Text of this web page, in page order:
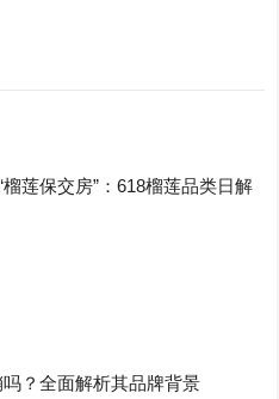
榴莲保交房”：618榴莲品类日解
吗？全面解析其品牌背景